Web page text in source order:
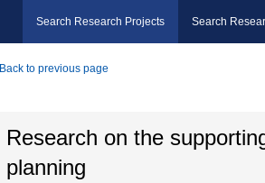
Search Research Projects Search
Back to previous page
Research on the
planning